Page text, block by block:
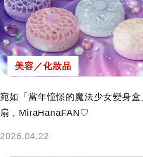
美容／化妝品
宛如「當年憧憬的魔法少女變身
扇，MiraHanaFAN♡
2026.04.22